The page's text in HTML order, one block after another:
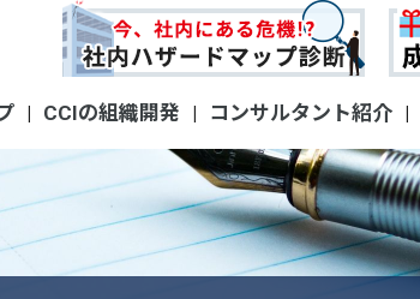
| CCIの組織開発 | コンサルタント紹介 |